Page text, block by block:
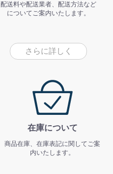
配送料や配送業者、配送方法など
についてご案内いたします。
さらに詳しく
在庫について
商品在庫、在庫表記に関してご案
内いたします。